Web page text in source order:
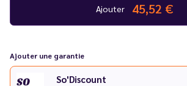
Ajouter 45,52 €
Ajouter une garantie
So'Discount